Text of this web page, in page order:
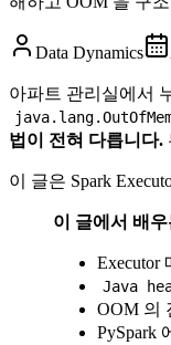
Data Dynamics
아파트 관리실에서
법이 전혀 다릅니다.
이 글은 Spark
이 글에서 배우
Executor
Java
OOM 의
PySpark